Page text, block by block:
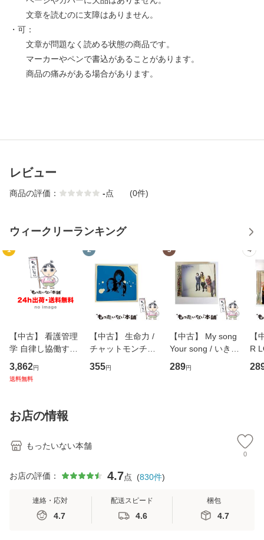
文章を読むのに支障はありません。
・可：
文章が問題なく読める状態の商品です。
マーカーやペンで書込があることがあります。
商品の痛みがある場合があります。
レビュー
商品の評価： -点 (0件)
ウィークリーランキング
1
【中古】 看護管理
学 自律し協働する
専門職の看護マネ
ジメントスキル 改
恵 藤本幸三 / 南江
堂 [単行
3,862円
送料無料
2
【中古】 生命力 /
チャットモンチー /
キューンレコード
[CD]【メール便送
355円
3
【中古】 My song
Your song / いきも
のがかり / [CD]
【メール便送料無
289円
4
【
R
産
お店の情報
もったいない本舗
0
お店の評価： 4.7点 (830件)
連絡・応対
4.7
配送スピード
4.6
梱包
4.7